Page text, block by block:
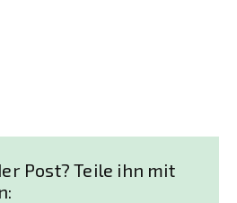
Post? Teile ihn mit